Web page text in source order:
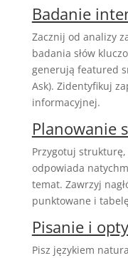
Badanie
Zacznij od analizy
badania słów
generują featured
Ask). Zidentyfikuj
informacyjnej.
Planowanie
Przygotuj
odpowiada
temat. Zawrzyj
punktowane i
Pisanie i
Pisz językiem